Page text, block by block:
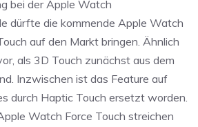
bei der Apple Watch
dürfte die kommende Apple Watch
auf den Markt bringen. Ähnlich
als 3D Touch zunächst aus dem
Inzwischen ist das Feature auf
durch Haptic Touch ersetzt worden.
Watch Force Touch streichen